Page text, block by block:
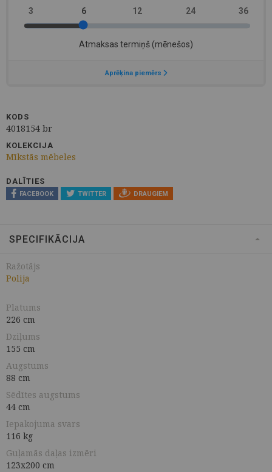
KODS
4018154 br
KOLEKCIJA
Mīkstās mēbeles
DALĪTIES
FACEBOOK TWITTER DRAUGIEM
SPECIFIKĀCIJA
Ražotājs
Polija
Platums
226 cm
Dziļums
155 cm
Augstums
88 cm
Sēdītes augstums
44 cm
Iepakojuma svars
116 kg
Guļamās daļas izmēri
123x200 cm